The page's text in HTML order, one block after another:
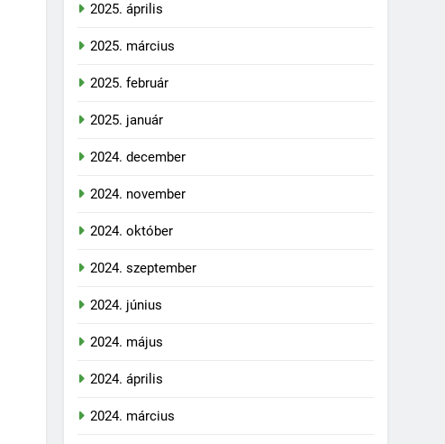
2025. április
2025. március
2025. február
2025. január
2024. december
2024. november
2024. október
2024. szeptember
2024. június
2024. május
2024. április
2024. március